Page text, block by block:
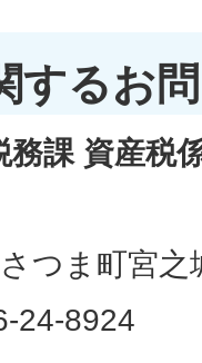
するお
務課 資産税
つま町宮
24-8924